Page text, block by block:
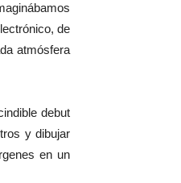
de
atmósfera
debut
y dibujar
en un